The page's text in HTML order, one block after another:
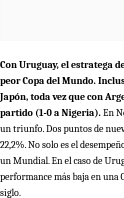
Con Uruguay, el estratega
peor Copa del Mundo.
Japón, toda vez que con
partido (1-0 a Nigeria). En
un triunfo. Dos puntos de
22,2%. No solo es el
un Mundial. En el caso de
performance más baja en una
siglo.